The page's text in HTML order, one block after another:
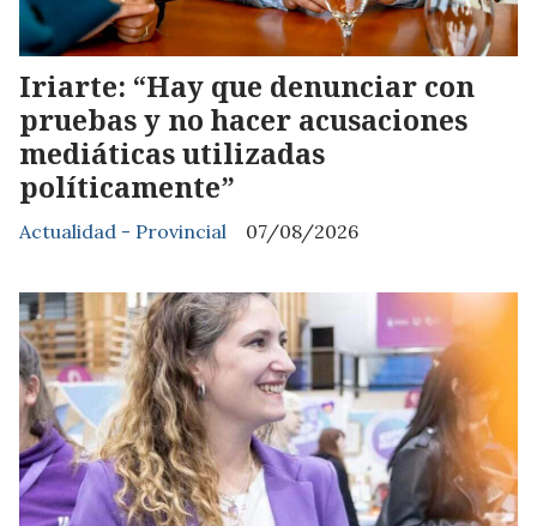
Iriarte: “Hay que denunciar con
pruebas y no hacer acusaciones
mediáticas utilizadas
políticamente”
Actualidad - Provincial 07/08/2026